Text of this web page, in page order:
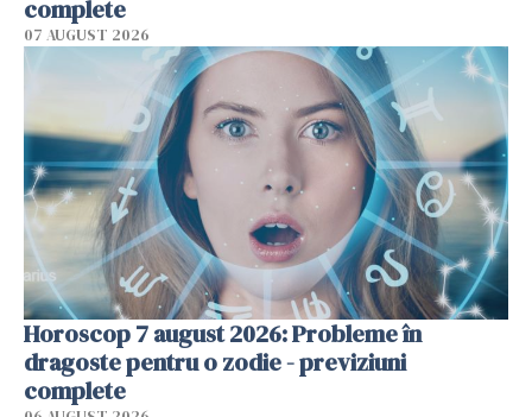
complete
07 AUGUST 2026
Horoscop 7 august 2026: Probleme în
dragoste pentru o zodie - previziuni
complete